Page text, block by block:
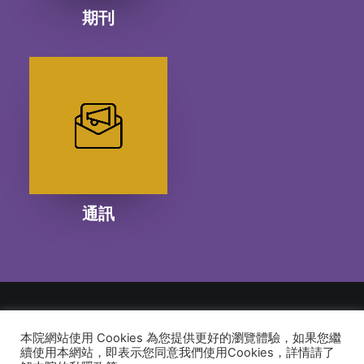
期刊
通訊
© 2026 建道神學院Alliance Bible Seminary. All rights reserved
本院網站使用 Cookies 為您提供更好的瀏覽體驗，如果您繼
續使用本網站，即表示您同意我們使用Cookies，詳情請了